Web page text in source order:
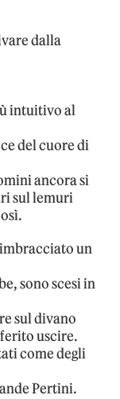
dalla
intuitivo al
del cuore di
ancora si
sul lemuri
un
sono scesi in
sul divano
uscire.
come degli
Pertini.